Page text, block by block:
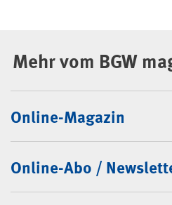
Mehr vom BGW
Online-Magazin
Online-Abo /